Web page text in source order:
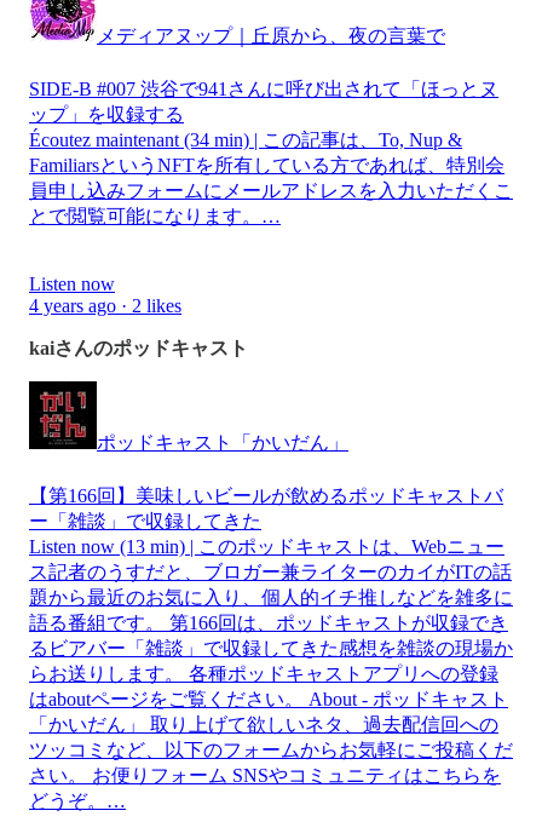
メディアヌップ｜丘原から、夜の言葉で
SIDE-B #007 渋谷で941さんに呼び出されて「ほっとヌ
ップ」を収録する
Écoutez maintenant (34 min) | この記事は、To, Nup &
FamiliarsというNFTを所有している方であれば、特別会
員申し込みフォームにメールアドレスを入力いただくこ
とで閲覧可能になります。…
Listen now
4 years ago · 2 likes
kaiさんのポッドキャスト
ポッドキャスト「かいだん」
【第166回】美味しいビールが飲めるポッドキャストバ
ー「雑談」で収録してきた
Listen now (13 min) | このポッドキャストは、Webニュー
ス記者のうすだと、ブロガー兼ライターのカイがITの話
題から最近のお気に入り、個人的イチ推しなどを雑多に
語る番組です。 第166回は、ポッドキャストが収録でき
るビアバー「雑談」で収録してきた感想を雑談の現場か
らお送りします。 各種ポッドキャストアプリへの登録
はaboutページをご覧ください。 About - ポッドキャスト
「かいだん」 取り上げて欲しいネタ、過去配信回への
ツッコミなど、以下のフォームからお気軽にご投稿くだ
さい。 お便りフォーム SNSやコミュニティはこちらを
どうぞ。…